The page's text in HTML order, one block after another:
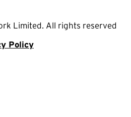
Limited. All rights reserved
Policy